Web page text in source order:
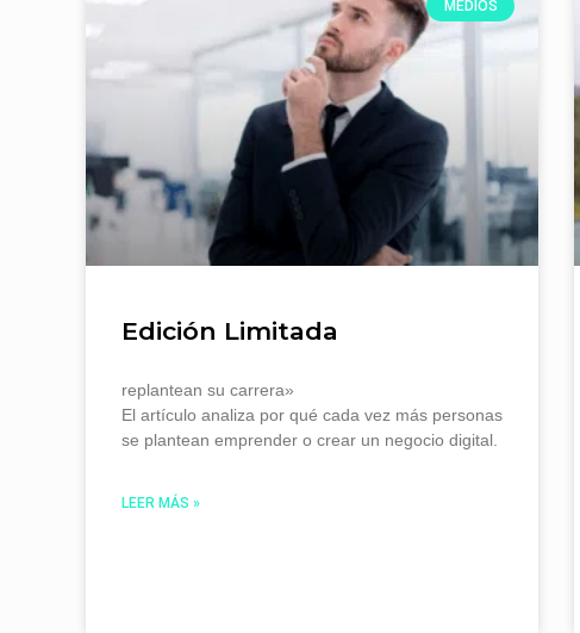
MEDIOS
Edición Limitada
replantean su carrera»
El artículo analiza por qué cada vez más personas
se plantean emprender o crear un negocio digital.
LEER MÁS »